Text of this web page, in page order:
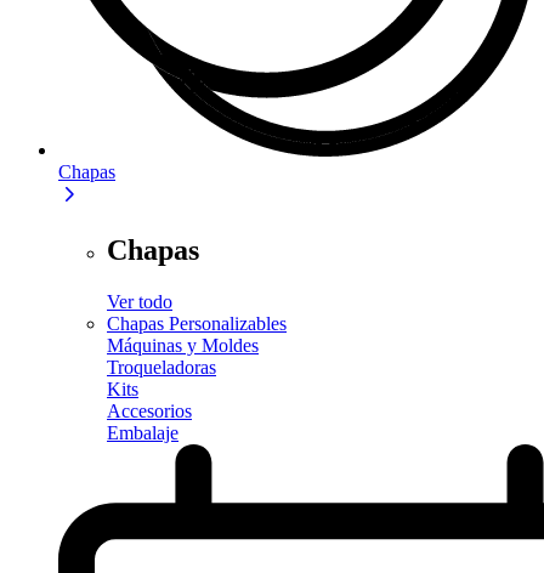
Chapas
Chapas
Ver todo
Chapas Personalizables
Máquinas y Moldes
Troqueladoras
Kits
Accesorios
Embalaje